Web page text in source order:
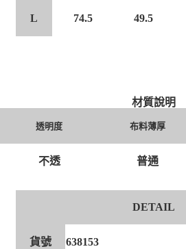
L 74.5 49.5
材質說明
透明度 布料薄厚
不透 普通
DETAIL
貨號 638153